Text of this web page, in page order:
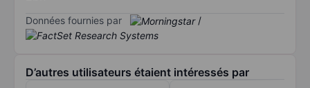
Données fournies par /
D’autres utilisateurs étaient intéressés par